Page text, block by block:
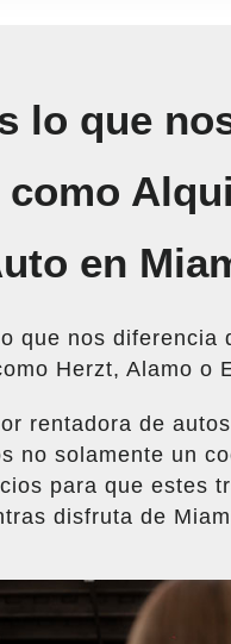
lo que
en
que nos diferencia
Herzt, Alamo o
rentadora de
no solamente un
para que estes
disfruta de